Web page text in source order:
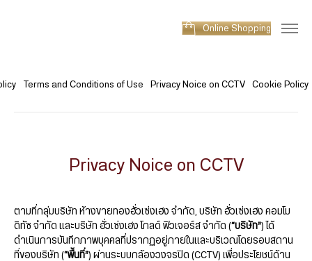
Online Shopping
Terms and Conditions of Use Privacy Noice on CCTV Cookie Policy
Privacy Noice on CCTV
ตามที่กลุ่มบริษัท ห้างขายทองฮั่วเซ่งเฮง จำกัด, บริษัท ฮั่วเซ่งเฮง คอมโม
ดิทัซ จำกัด และบริษัท ฮั่วเซ่งเฮง โกลด์ ฟิวเจอร์ส จำกัด (“บริษัท”) ได้
ดำเนินการบันทึกภาพบุคคลที่ปรากฏอยู่ภายในและบริเวณโดยรอบสถาน
ที่ของบริษัท (“พื้นที่”) ผ่านระบบกล้องวงจรปิด (CCTV) เพื่อประโยชน์ด้าน